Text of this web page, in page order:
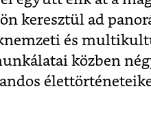
keresztül ad
és
közben